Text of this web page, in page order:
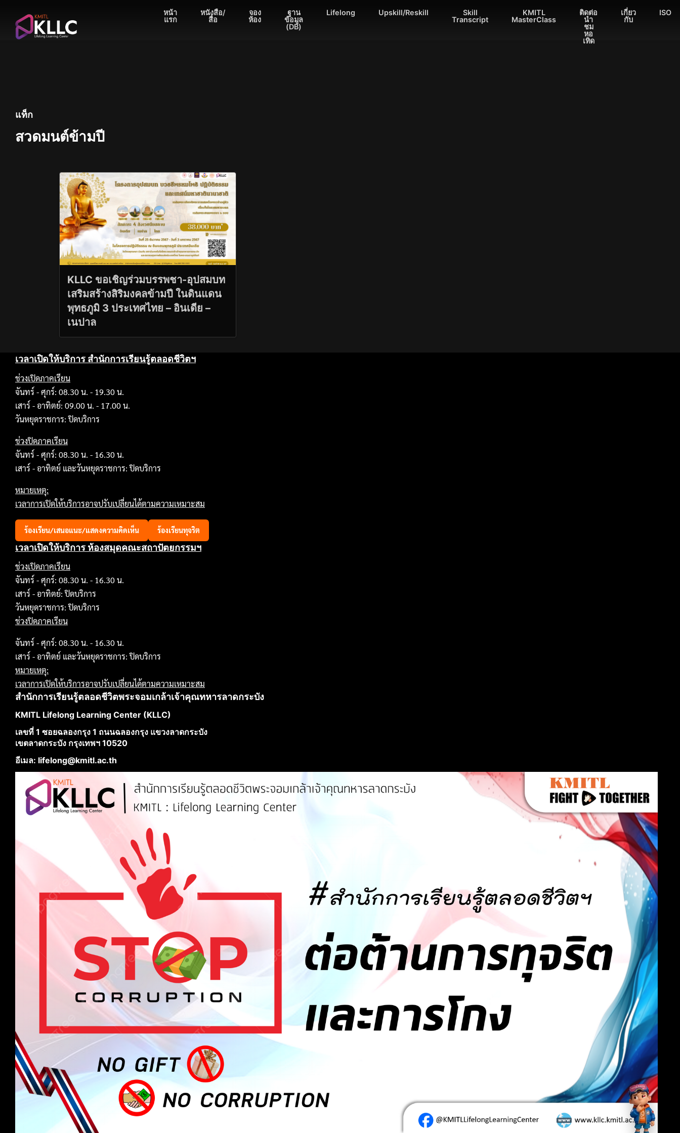
content
หน้า
แรก
หนังสือ/
สื่อ
จอง
ห้อง
ฐาน
ข้อมูล
(DB)
Lifelong Upskill/Reskill
Skill
Transcript
KMITL
MasterClass
ติดต่อ
นำ
ชม
หอ
เทิด
เกี่ยว
กับ
ISO
แท็ก
สวดมนต์ข้ามปี
KLLC ขอเชิญร่วมบรรพชา-อุปสมบท
เสริมสร้างสิริมงคลข้ามปี ในดินแดน
พุทธภูมิ 3 ประเทศไทย – อินเดีย –
เนปาล
เวลาเปิดให้บริการ สำนักการเรียนรู้ตลอดชีวิตฯ
ช่วงเปิดภาคเรียน
จันทร์ - ศุกร์: 08.30 น. - 19.30 น.
เสาร์ - อาทิตย์: 09.00 น. - 17.00 น.
วันหยุดราชการ: ปิดบริการ
ช่วงปิดภาคเรียน
จันทร์ - ศุกร์: 08.30 น. - 16.30 น.
เสาร์ - อาทิตย์ และวันหยุดราชการ: ปิดบริการ
หมายเหตุ:
เวลาการเปิดให้บริการอาจปรับเปลี่ยนได้ตามความเหมาะสม
ร้องเรียน/เสนอแนะ/แสดงความคิดเห็น ร้องเรียนทุจริต
เวลาเปิดให้บริการ ห้องสมุดคณะสถาปัตยกรรมฯ
ช่วงเปิดภาคเรียน
จันทร์ - ศุกร์: 08.30 น. - 16.30 น.
เสาร์ - อาทิตย์: ปิดบริการ
วันหยุดราชการ: ปิดบริการ
ช่วงปิดภาคเรียน
จันทร์ - ศุกร์: 08.30 น. - 16.30 น.
เสาร์ - อาทิตย์ และวันหยุดราชการ: ปิดบริการ
หมายเหตุ:
เวลาการเปิดให้บริการอาจปรับเปลี่ยนได้ตามความเหมาะสม
สำนักการเรียนรู้ตลอดชีวิตพระจอมเกล้าเจ้าคุณทหารลาดกระบัง
KMITL Lifelong Learning Center (KLLC)
เลขที่ 1 ซอยฉลองกรุง 1 ถนนฉลองกรุง แขวงลาดกระบัง
เขตลาดกระบัง กรุงเทพฯ 10520
อีเมล: lifelong@kmitl.ac.th